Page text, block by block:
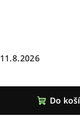
11.8.2026
Do